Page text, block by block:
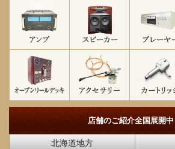
店舗のご紹介全国展開中
北海道地方